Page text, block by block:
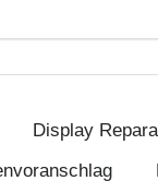
Display